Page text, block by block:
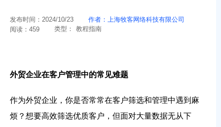
发布时间： 2024/10/23 作者： 上海牧客网络科技有限公司
阅读： 459 类型： 教程指南
外贸企业在客户管理中的常见难题
作为外贸企业，你是否常常在客户筛选和管理中遇到麻
烦？想要高效筛选优质客户，但面对大量数据无从下